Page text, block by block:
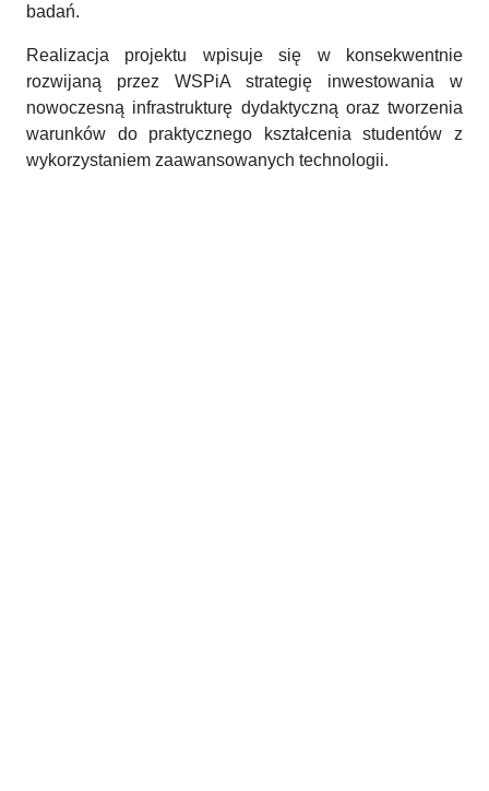
badań.
Realizacja projektu wpisuje się w konsekwentnie
rozwijaną przez WSPiA strategię inwestowania w
nowoczesną infrastrukturę dydaktyczną oraz tworzenia
warunków do praktycznego kształcenia studentów z
wykorzystaniem zaawansowanych technologii.